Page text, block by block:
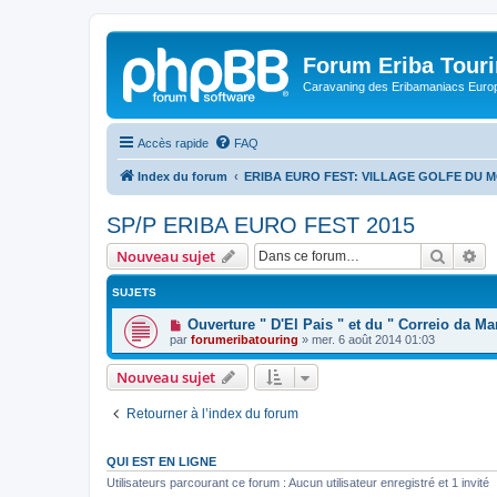
Forum Eriba
Caravaning des Eribamaniacs
Accès rapide FAQ
Index du forum ERIBA EURO FEST: VILLAGE GOLFE DU
SP/P ERIBA EURO FEST 2015
Nouveau sujet
SUJETS
Ouverture " D'El Pais " et du " Correio da
par forumeribatouring » mer. 6 août 2014 01:03
Nouveau sujet
Retourner à l’index du forum
QUI EST EN LIGNE
Utilisateurs parcourant ce forum : Aucun utilisateur enregistré et 1 invité